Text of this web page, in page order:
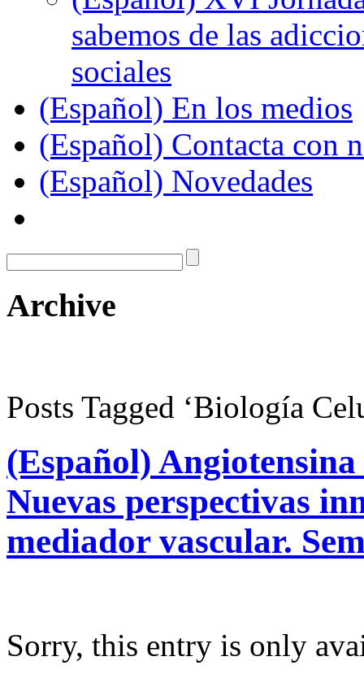
sabemos de las
sociales
(Español) En los medios
(Español) Contacta con
(Español) Novedades
Archive
Posts Tagged ‘Biología
(Español)
Nuevas perspectivas
mediador vascular.
Sorry, this entry is only